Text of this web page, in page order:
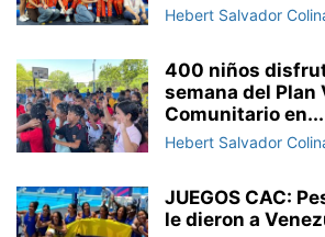
Hebert Salvador
400 niños
semana del Plan
Comunitario en...
Hebert Salvador
JUEGOS CAC:
le dieron a